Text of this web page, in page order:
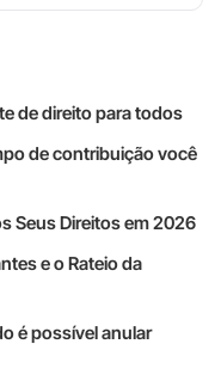
de direito para todos
de contribuição você
Seus Direitos em 2026
e o Rateio da
é possível anular